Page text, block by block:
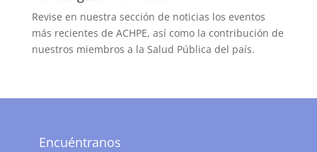
Revise en nuestra sección de noticias los eventos
más recientes de ACHPE, así como la contribución de
nuestros miembros a la Salud Pública del país.
Encuéntranos